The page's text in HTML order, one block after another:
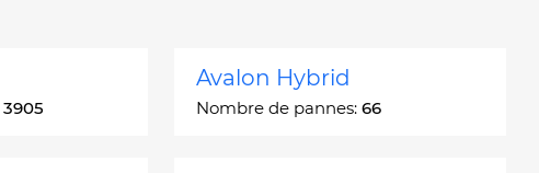
3905
Avalon Hybrid
Nombre de pannes: 66